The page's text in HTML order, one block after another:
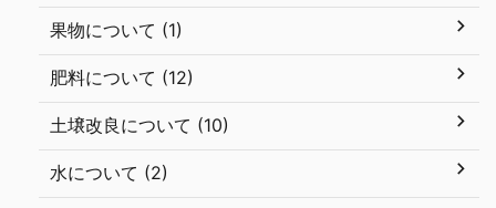
果物について (1)
肥料について (12)
土壌改良について (10)
水について (2)